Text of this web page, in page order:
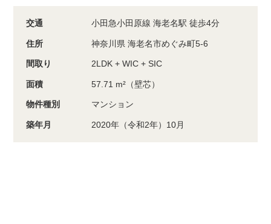
交通 小田急小田原線 海老名駅 徒歩4分
住所 神奈川県 海老名市めぐみ町5-6
間取り 2LDK + WIC + SIC
面積 57.71 m²（壁芯）
物件種別 マンション
築年月 2020年（令和2年）10月